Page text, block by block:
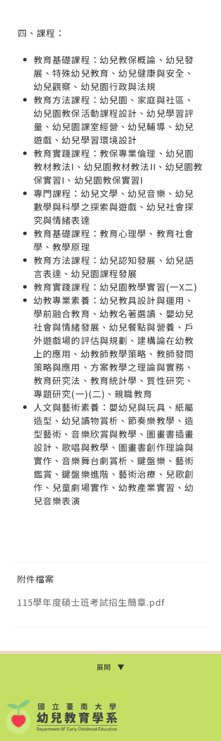
四、課程：
教育基礎課程：幼兒教保概論、幼兒發
展、特殊幼兒教育、幼兒健康與安全、
幼兒觀察、幼兒園行政與法規
教育方法課程：幼兒園、家庭與社區、
幼兒園教保活動課程設計、幼兒學習評
量、幼兒園課室經營、幼兒輔導、幼兒
遊戲、幼兒學習環境設計
教育實踐課程：教保專業倫理、幼兒園
教材教法I、幼兒園教材教法II、幼兒園教
保實習I、幼兒園教保實習I
專門課程：幼兒文學、幼兒音樂、幼兒
數學與科學之探索與遊戲、幼兒社會探
究與情緒表達
教育基礎課程：教育心理學、教育社會
學、教學原理
教育方法課程：幼兒認知發展、幼兒語
言表達、幼兒園課程發展
教育實踐課程：幼兒園教學實習(一X二)
幼教專業素養：幼兒教具設計與運用、
學前融合教育、幼教名著選讀、嬰幼兒
社會與情緒發展、幼兒餐點與營養、戶
外遊戲場的評估與規劃、建構論在幼教
上的應用、幼教師教學策略、教師發問
策略與應用、方案教學之理論與實務、
教育研究法、教育統計學、質性研究、
專題研究(一)(二)、親職教育
人文與藝術素養：嬰幼兒與玩具、紙屬
造型、幼兒讀物賞析、節奏樂教學、造
型藝術、音樂欣賞與教學、圖畫書插畫
設計、歌唱與教學、圖畫書創作理論與
實作、音樂舞台劇賞析、鍵盤樂、藝術
鑑賞、鍵盤樂進階、藝術治療、兒歌創
作、兒童劇場實作、幼教產業實習、幼
兒音樂表演
附件檔案
115學年度碩士班考試招生簡章.pdf
展開 ▼